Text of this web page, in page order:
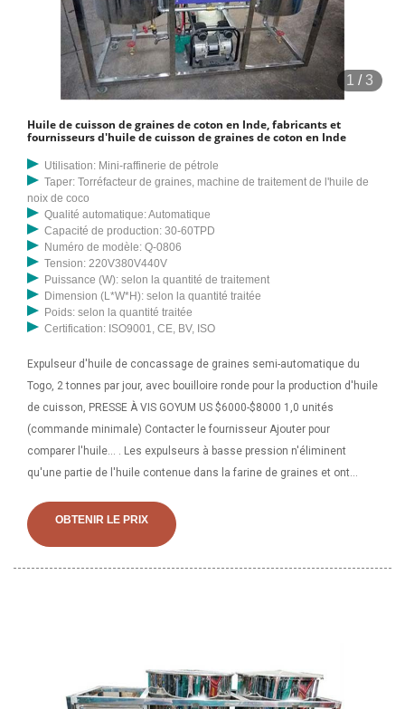
1 /3
Huile de cuisson de graines de coton en Inde, fabricants et
fournisseurs d'huile de cuisson de graines de coton en Inde
Utilisation: Mini-raffinerie de pétrole
Taper: Torréfacteur de graines, machine de traitement de l'huile de
noix de coco
Qualité automatique: Automatique
Capacité de production: 30-60TPD
Numéro de modèle: Q-0806
Tension: 220V380V440V
Puissance (W): selon la quantité de traitement
Dimension (L*W*H): selon la quantité traitée
Poids: selon la quantité traitée
Certification: ISO9001, CE, BV, ISO
Expulseur d'huile de concassage de graines semi-automatique du
Togo, 2 tonnes par jour, avec bouilloire ronde pour la production d'huile
de cuisson, PRESSE À VIS GOYUM US $6000-$8000 1,0 unités
(commande minimale) Contacter le fournisseur Ajouter pour
comparer l'huile... . Les expulseurs à basse pression n'éliminent
qu'une partie de l'huile contenue dans la farine de graines et ont
graines par jour de 24 heures. Ils s'utilisent en combinaison avec
leurs expulseurs haute pression ou avec du solvant
OBTENIR LE PRIX